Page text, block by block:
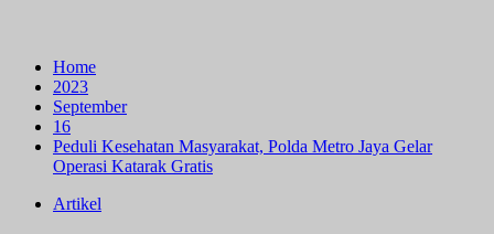
Home
2023
September
16
Peduli Kesehatan Masyarakat, Polda Metro Jaya Gelar
Operasi Katarak Gratis
Artikel